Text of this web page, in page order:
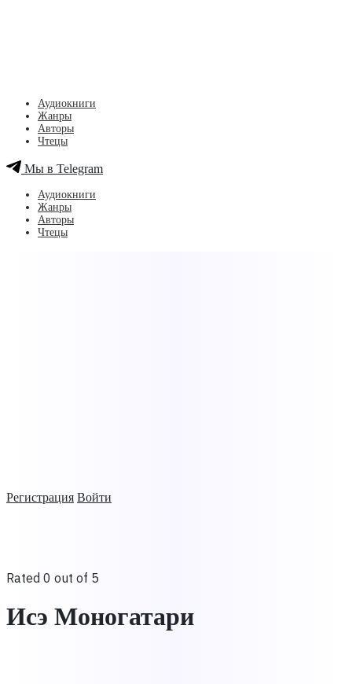
Регистрация Войти
Аудиокниги
Жанры
Авторы
Чтецы
Мы в Telegram
Аудиокниги
Жанры
Авторы
Чтецы
Rated 0 out of 5
Исэ Моногатари